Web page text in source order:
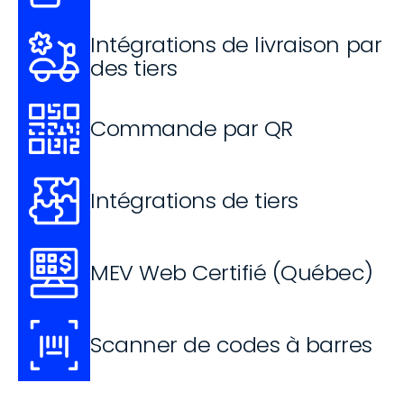
Intégrations de livraison par
des tiers
Commande par QR
Intégrations de tiers
MEV Web Certifié (Québec)
Scanner de codes à barres